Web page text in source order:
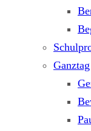
Ganztag